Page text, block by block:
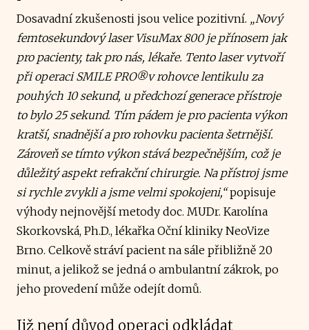
Dosavadní zkušenosti jsou velice pozitivní. „Nový
femtosekundový laser VisuMax 800 je přínosem jak
pro pacienty, tak pro nás, lékaře. Tento laser vytvoří
při operaci SMILE PRO®v rohovce lentikulu za
pouhých 10 sekund, u předchozí generace přístroje
to bylo 25 sekund. Tím pádem je pro pacienta výkon
kratší, snadnější a pro rohovku pacienta šetrnější.
Zároveň se tímto výkon stává bezpečnějším, což je
důležitý aspekt refrakční chirurgie. Na přístroj jsme
si rychle zvykli a jsme velmi spokojeni,“popisuje
výhody nejnovější metody doc. MUDr. Karolína
Skorkovská, Ph.D., lékařka Oční kliniky NeoVize
Brno. Celkově stráví pacient na sále přibližně 20
minut, a jelikož se jedná o ambulantní zákrok, po
jeho provedení může odejít domů.
Již není důvod operaci odkládat